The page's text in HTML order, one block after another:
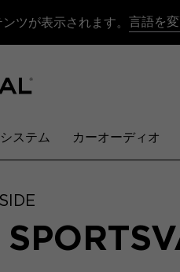
ツが表示されます。 言語を
ステム カーオーディオ